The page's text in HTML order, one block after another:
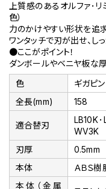
上質感のあるオルファ･リ
色）
力のかけやすい形状を追求
ワンタッチで刃が出せ、し
●ここがポイント！
ダンボールやベニヤ板な
色
ギガピ
全長(mm)
158
適合替刃
LB10K
WV3K
刃厚
0.5mm
本体
ＡＢＳ樹
本体（金属